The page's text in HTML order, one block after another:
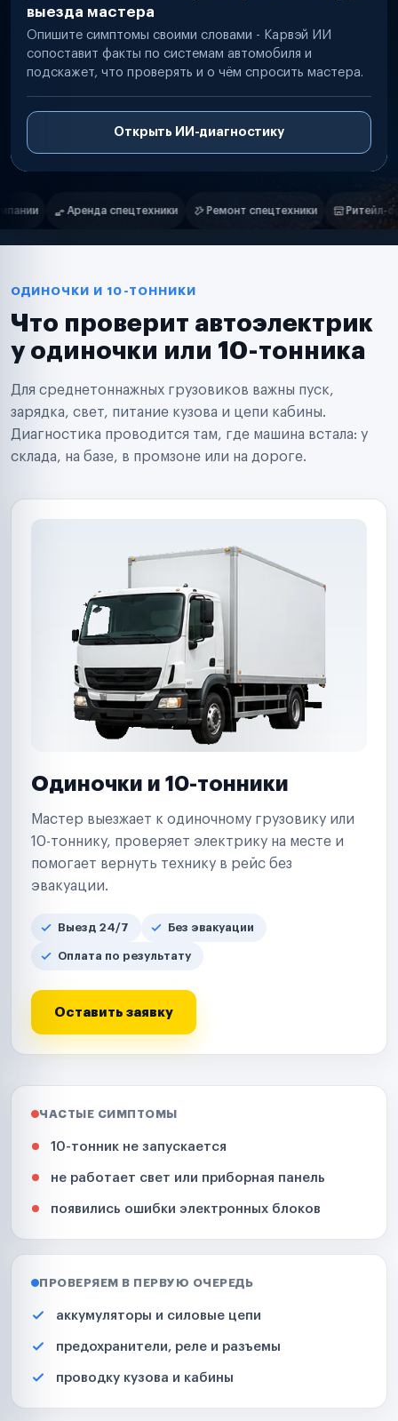
выезда мастера
Опишите симптомы своими словами - Карвэй ИИ
сопоставит факты по системам автомобиля и
подскажет, что проверять и о чём спросить мастера.
Открыть ИИ-диагностику
Нам доверяют
Ремонт спецтехники Ритейл-сети Управляющие компании
Маркетплейсы
Таксопарки
Автодилеры
Поставщики запчастей
Аренда спецтехники
Ремонт спецтехники
Ритейл-сети
Управляющие компании
Страховые компании
ОДИНОЧКИ И 10-ТОННИКИ
Что проверит автоэлектрик
у одиночки или 10-тонника
Для среднетоннажных грузовиков важны пуск,
зарядка, свет, питание кузова и цепи кабины.
Диагностика проводится там, где машина встала: у
склада, на базе, в промзоне или на дороге.
Одиночки и 10-тонники
Мастер выезжает к одиночному грузовику или
10-тоннику, проверяет электрику на месте и
помогает вернуть технику в рейс без
эвакуации.
Выезд 24/7 Без эвакуации
Оплата по результату
Оставить заявку
ЧАСТЫЕ СИМПТОМЫ
10-тонник не запускается
не работает свет или приборная панель
появились ошибки электронных блоков
ПРОВЕРЯЕМ В ПЕРВУЮ ОЧЕРЕДЬ
аккумуляторы и силовые цепи
предохранители, реле и разъемы
проводку кузова и кабины